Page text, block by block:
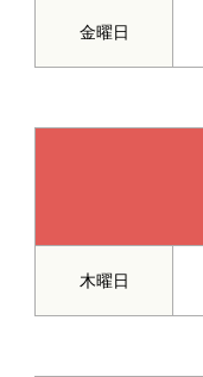
金曜日
木曜日